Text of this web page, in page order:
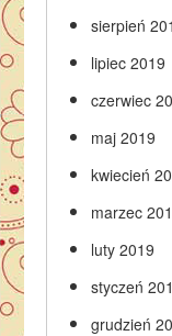
sierpień
lipiec 2019
czerwiec
maj 2019
kwiecień
marzec
luty 2019
styczeń
grudzień